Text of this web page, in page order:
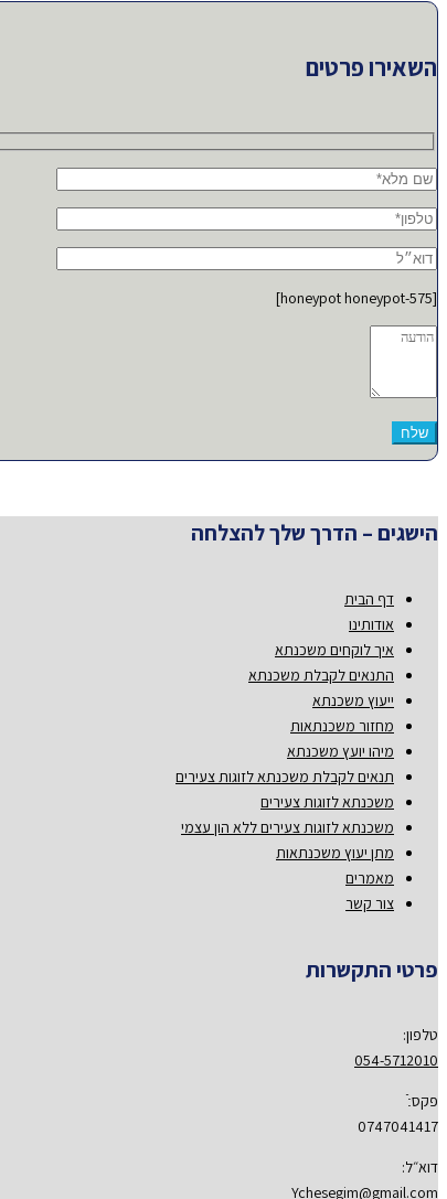
השאירו פרטים
[honeypot honeypot-575]
הישגים – הדרך שלך להצלחה
דף הבית
אודותינו
איך לוקחים משכנתא
התנאים לקבלת משכנתא
ייעוץ משכנתא
מחזור משכנתאות
מיהו יועץ משכנתא
תנאים לקבלת משכנתא לזוגות צעירים
משכנתא לזוגות צעירים
משכנתא לזוגות צעירים ללא הון עצמי
מתן יעוץ משכנתאות
מאמרים
צור קשר
פרטי התקשרות
טלפון:
054-5712010
פקס:ֿ
0747041417
דוא״ל:
Ychesegim@gmail.com